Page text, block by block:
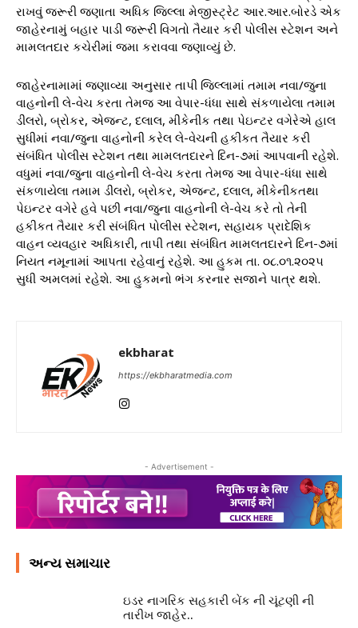
રાખવું જરૂરી જણાતા અધિક જિલ્લા મેજીસ્ટ્રેટ આર.આર.બોરડે એક
જાહેરનામું બહાર પાડી જરૂરી વિગતો તૈયાર કરી પોલીસ સ્ટેશન અને
મામલતદાર કચેરીમાં જમા કરાવવા જણાવ્યું છે.
જાહેરનામામાં જણાવ્યા અનુસાર તાપી જિલ્લામાં તમામ નવા/જુના
વાહનોની લે-વેચ કરતા તેમજ આ વેપાર-ધંધા સાથે સંકળાયેલા તમામ
ડીલરો, બ્રોકર, એજન્ટ, દલાલ, મીકેનીક તથા પેઇન્ટર વગેરેએ હાલ
સુધીમાં નવા/જુના વાહનોની કરેલ લે-વેચની હકીકત તૈયાર કરી
સંબંધિત પોલીસ સ્ટેશન તથા મામલતદારને દિન-૭માં આપવાની રહેશે.
વધુમાં નવા/જુના વાહનોની લે-વેચ કરતા તેમજ આ વેપાર-ધંધા સાથે
સંકળાયેલા તમામ ડીલરો, બ્રોકર, એજન્ટ, દલાલ, મીકેનીકતથા
પેઇન્ટર વગેરે હવે પછી નવા/જુના વાહનોની લે-વેચ કરે તો તેની
હકીકત તૈયાર કરી સંબંધિત પોલીસ સ્ટેશન, સહાયક પ્રાદેશિક
વાહન વ્યવહાર અધિકારી, તાપી તથા સંબંધિત મામલતદારને દિન-૭માં
નિયત નમૂનામાં આપતા રહેવાનું રહેશે. આ હુકમ તા. ૦૮.૦૧.૨૦૨૫
સુધી અમલમાં રહેશે. આ હુકમનો ભંગ કરનાર સજાને પાત્ર થશે.
ekbharat
https://ekbharatmedia.com
- Advertisement -
અન્ય સમાચાર
ઇડર નાગરિક સહકારી બેંક ની ચૂંટણી ની
તારીખ જાહેર..